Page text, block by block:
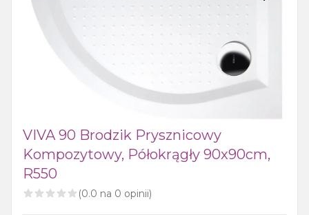
VIVA 90 Brodzik Prysznicowy
Kompozytowy, Półokrągły 90x90cm,
R550
(0.0 na 0 opinii)